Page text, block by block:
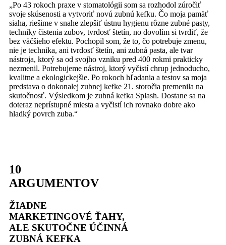
„Po 43 rokoch praxe v stomatológii som sa rozhodol zúročiť
svoje skúsenosti a vytvoriť novú zubnú kefku. Čo moja pamäť
siaha, riešime v snahe zlepšiť ústnu hygienu rôzne zubné pasty,
techniky čistenia zubov, tvrdosť štetín, no dovolím si tvrdiť, že
bez väčšieho efektu. Pochopil som, že to, čo potrebuje zmenu,
nie je technika, ani tvrdosť štetín, ani zubná pasta, ale tvar
nástroja, ktorý sa od svojho vzniku pred 400 rokmi prakticky
nezmenil. Potrebujeme nástroj, ktorý vyčistí chrup jednoducho,
kvalitne a ekologickejšie. Po rokoch hľadania a testov sa moja
predstava o dokonalej zubnej kefke 21. storočia premenila na
skutočnosť. Výsledkom je zubná kefka Splash. Dostane sa na
doteraz neprístupné miesta a vyčistí ich rovnako dobre ako
hladký povrch zuba.“
10
ARGUMENTOV
ŽIADNE
MARKETINGOVÉ ŤAHY,
ALE SKUTOČNE ÚČINNÁ
ZUBNÁ KEFKA